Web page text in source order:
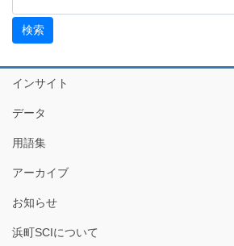
インサイト
データ
用語集
アーカイブ
お知らせ
浜町SCIについて